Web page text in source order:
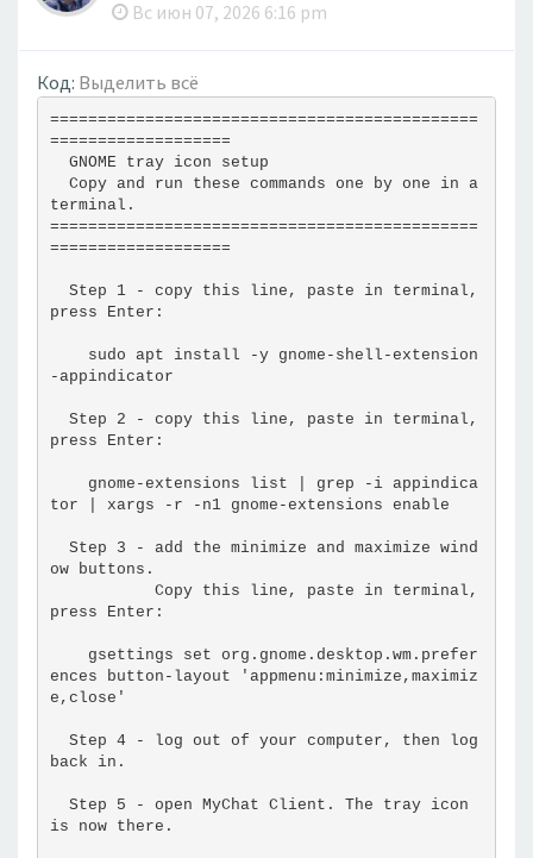
Вс июн 07, 2026 6:16 pm
Код: Выделить всё
=============================================
===================
GNOME tray icon setup
Copy and run these commands one by one in a
terminal.
=============================================
===================
Step 1 - copy this line, paste in terminal,
press Enter:
sudo apt install -y gnome-shell-extension
-appindicator
Step 2 - copy this line, paste in terminal,
press Enter:
gnome-extensions list | grep -i appindica
tor | xargs -r -n1 gnome-extensions enable
Step 3 - add the minimize and maximize wind
ow buttons.
Copy this line, paste in terminal,
press Enter:
gsettings set org.gnome.desktop.wm.prefer
ences button-layout 'appmenu:minimize,maximiz
e,close'
Step 4 - log out of your computer, then log
back in.
Step 5 - open MyChat Client. The tray icon
is now there.